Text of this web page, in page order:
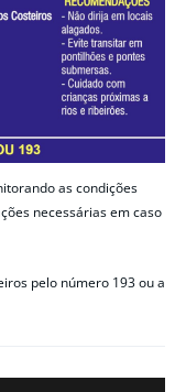
as condições
necessárias em caso
pelo número 193 ou a